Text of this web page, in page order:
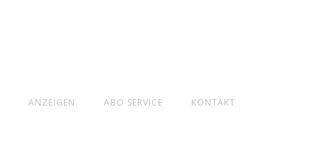
ANZEIGEN ABO SERVICE KONTAKT